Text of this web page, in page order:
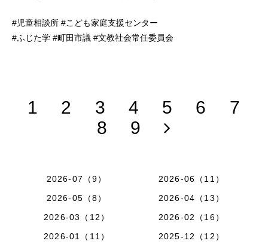
#児童相談所 #こども家庭支援センター
#ふじた学 #町田市議 #文教社会常任委員会
1 2 3 4 5 6
7
8
9
2026-07（9）
2026-06（11）
2026-05（8）
2026-04（13）
2026-03（12）
2026-02（16）
2026-01（11）
2025-12（12）